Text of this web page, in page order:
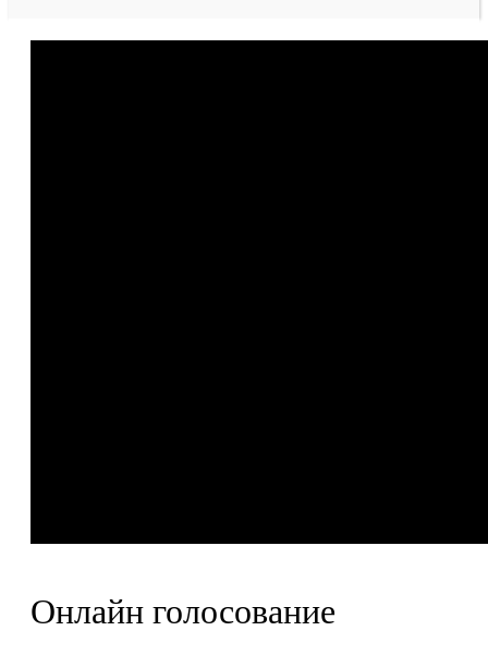
Онлайн голосование